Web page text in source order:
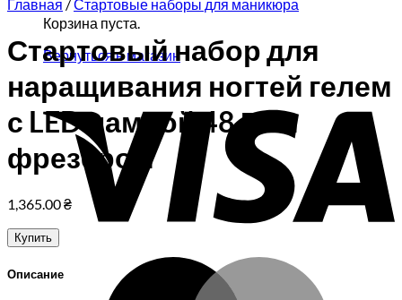
Корзина пуста.
Вернуться в магазин
Главная /Стартовые наборы для маникюра
Стартовый набор для
наращивания ногтей гелем
с LED лампой 48 Вт и
фрезером
1,365.00₴
Купить
Описание